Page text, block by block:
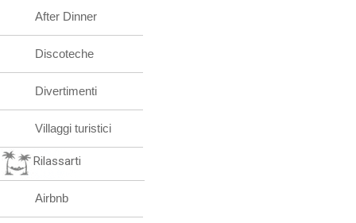
After Dinner
Discoteche
Divertimenti
Villaggi turistici
Rilassarti
Airbnb